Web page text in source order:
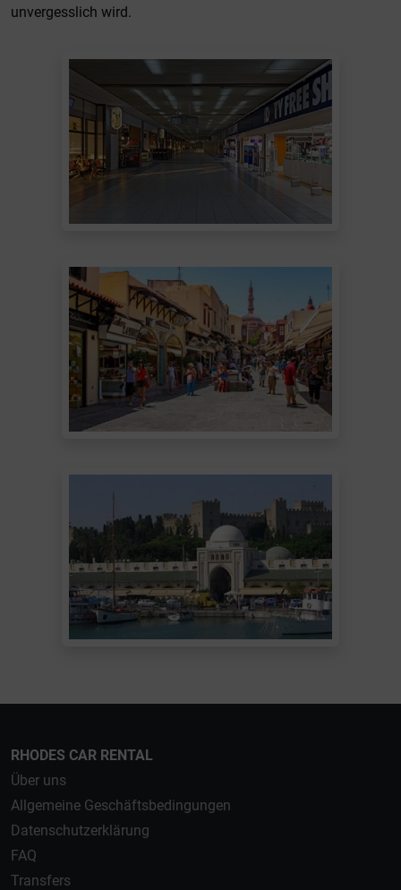
unvergesslich wird.
RHODES CAR RENTAL
Über uns
Allgemeine Geschäftsbedingungen
Datenschutzerklärung
FAQ
Transfers